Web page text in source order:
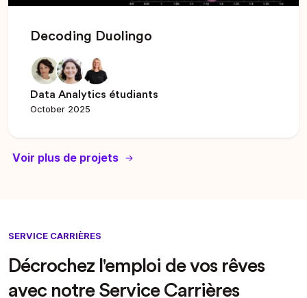
Decoding Duolingo
Data Analytics étudiants
October 2025
Voir plus de projets
SERVICE CARRIÈRES
Décrochez l'emploi de vos rêves
avec notre Service Carrières